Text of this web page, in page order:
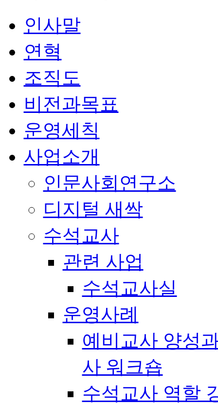
인사말
연혁
조직도
비전과목표
운영세칙
사업소개
인문사회연구소
디지털 새싹
수석교사
관련 사업
수석교사실
운영사례
예비교사 양성
사 워크숍
수석교사 역할